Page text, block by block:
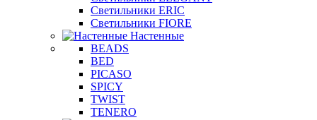
Светильники ERIC
Светильники FIORE
Настенные
BEADS
BED
PICASO
SPICY
TWIST
TENERO